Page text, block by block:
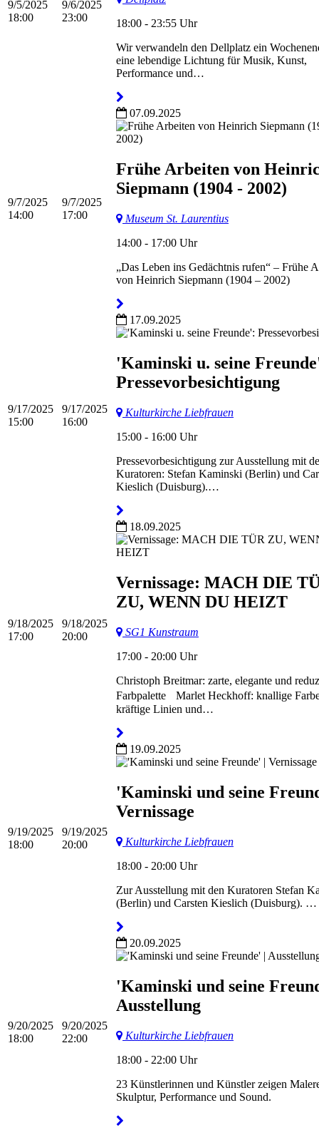
9/5/2025
18:00
9/6/2025
23:00
18:00 - 23:55 Uhr
Wir verwandeln den Dellplatz ein
eine lebendige Lichtung für Musik, Kunst,
Performance und…
9/7/2025
14:00
9/7/2025
17:00
07.09.2025
Frühe Arbeiten von
Siepmann (1904 - 2002)
Museum St. Laurentius
14:00 - 17:00 Uhr
„Das Leben ins Gedächtnis rufen“ – Frühe
von Heinrich Siepmann (1904 – 2002)
9/17/2025
15:00
9/17/2025
16:00
17.09.2025
'Kaminski u. seine
Pressevorbesichtigung
Kulturkirche Liebfrauen
15:00 - 16:00 Uhr
Pressevorbesichtigung zur Ausstellung mit
Kuratoren: Stefan Kaminski (Berlin) und
Kieslich (Duisburg).…
9/18/2025
17:00
9/18/2025
20:00
18.09.2025
Vernissage: MACH DIE
ZU, WENN DU HEIZT
SG1 Kunstraum
17:00 - 20:00 Uhr
Christoph Breitmar: zarte, elegante und
Farbpalette Marlet Heckhoff: knallige
kräftige Linien und…
9/19/2025
18:00
9/19/2025
20:00
19.09.2025
'Kaminski und seine
Vernissage
Kulturkirche Liebfrauen
18:00 - 20:00 Uhr
Zur Ausstellung mit den Kuratoren Stefan
(Berlin) und Carsten Kieslich (Duisburg). …
9/20/2025
18:00
9/20/2025
22:00
20.09.2025
'Kaminski und seine
Ausstellung
Kulturkirche Liebfrauen
18:00 - 22:00 Uhr
23 Künstlerinnen und Künstler zeigen
Skulptur, Performance und Sound.